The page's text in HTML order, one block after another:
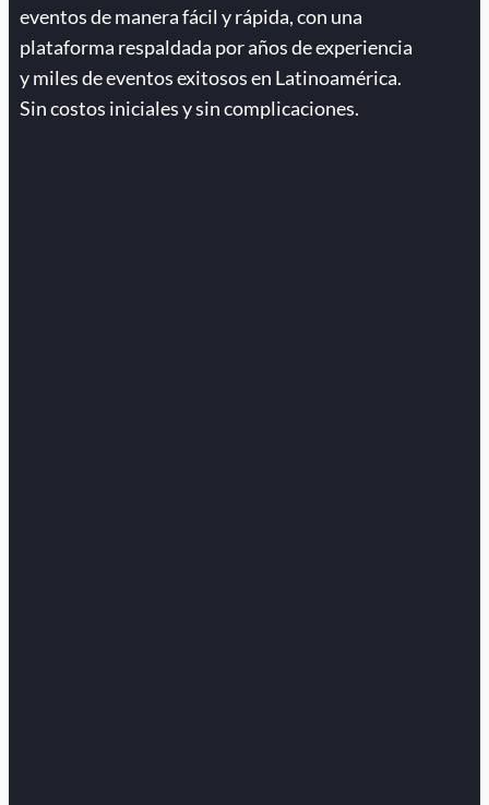
eventos de manera fácil y rápida, con una
plataforma respaldada por años de experiencia
y miles de eventos exitosos en Latinoamérica.
Sin costos iniciales y sin complicaciones.